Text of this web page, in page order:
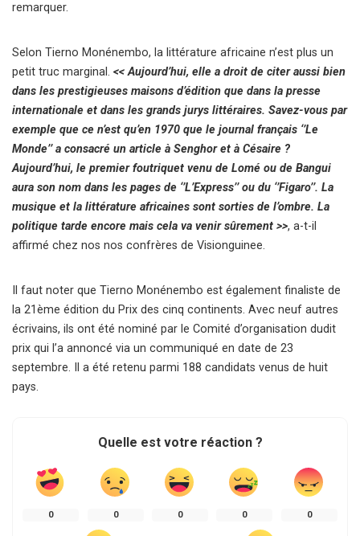
remarquer.
Selon Tierno Monénembo, la littérature africaine n’est plus un
petit truc marginal. << Aujourd’hui, elle a droit de citer aussi bien
dans les prestigieuses maisons d’édition que dans la presse
internationale et dans les grands jurys littéraires. Savez-vous par
exemple que ce n’est qu’en 1970 que le journal français ‘’Le
Monde’’ a consacré un article à Senghor et à Césaire ?
Aujourd’hui, le premier foutriquet venu de Lomé ou de Bangui
aura son nom dans les pages de ‘’L’Express’’ ou du ‘’Figaro’’. La
musique et la littérature africaines sont sorties de l’ombre. La
politique tarde encore mais cela va venir sûrement >>, a-t-il
affirmé chez nos nos confrères de Visionguinee.
Il faut noter que Tierno Monénembo est également finaliste de
la 21ème édition du Prix des cinq continents. Avec neuf autres
écrivains, ils ont été nominé par le Comité d’organisation dudit
prix qui l’a annoncé via un communiqué en date de 23
septembre. Il a été retenu parmi 188 candidats venus de huit
pays.
Quelle est votre réaction ?
0 0 0 0 0